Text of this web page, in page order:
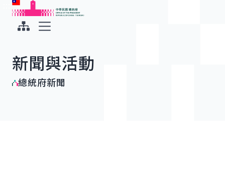
跳到主要內容
中華民國總統府
新聞與活動
總統府新聞